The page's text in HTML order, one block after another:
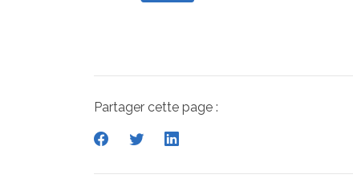
Partager cette page :